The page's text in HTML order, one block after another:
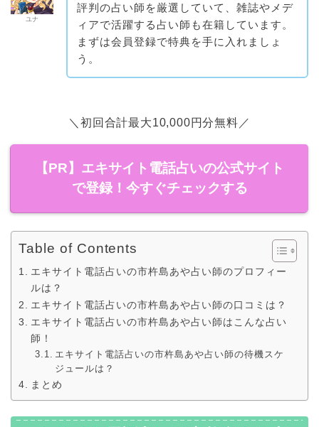
ユナ
評判の占い師を厳選していて、雑誌やメデ
ィアで活躍する占い師も在籍しています。
まずは会員登録で特典を手に入れましょ
う。
＼初回合計最大10,000円分無料／
【PR】エキサイト電話占いの公式サイト
で登録！今すぐチェックする
Table of Contents
エキサイト電話占いの市杵島あや占い師のプロフィー
ルは？
エキサイト電話占いの市杵島あや占い師の口コミは？
エキサイト電話占いの市杵島あや占い師はこんな占い
師！
エキサイト電話占いの市杵島あや占い師の待機スケ
ジュールは？
まとめ